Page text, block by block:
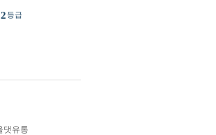
2등급
댓유통